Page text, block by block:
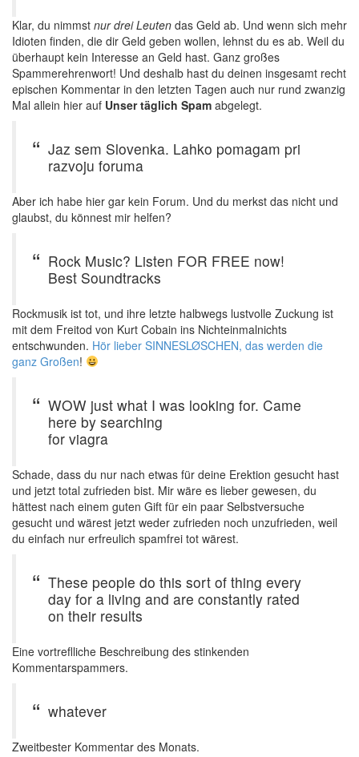
Klar, du nimmst nur drei Leuten das Geld ab. Und wenn sich mehr
Idioten finden, die dir Geld geben wollen, lehnst du es ab. Weil du
überhaupt kein Interesse an Geld hast. Ganz großes
Spammerehrenwort! Und deshalb hast du deinen insgesamt recht
epischen Kommentar in den letzten Tagen auch nur rund zwanzig
Mal allein hier auf Unser täglich Spam abgelegt.
Jaz sem Slovenka. Lahko pomagam pri
razvoju foruma
Aber ich habe hier gar kein Forum. Und du merkst das nicht und
glaubst, du könnest mir helfen?
Rock Music? Listen FOR FREE now!
Best Soundtracks
Rockmusik ist tot, und ihre letzte halbwegs lustvolle Zuckung ist
mit dem Freitod von Kurt Cobain ins Nichteinmalnichts
entschwunden. Hör lieber SINNESLØSCHEN, das werden die
ganz Großen!
WOW just what I was looking for. Came
here by searching
for viagra
Schade, dass du nur nach etwas für deine Erektion gesucht hast
und jetzt total zufrieden bist. Mir wäre es lieber gewesen, du
hättest nach einem guten Gift für ein paar Selbstversuche
gesucht und wärest jetzt weder zufrieden noch unzufrieden, weil
du einfach nur erfreulich spamfrei tot wärest.
These people do this sort of thing every
day for a living and are constantly rated
on their results
Eine vortreflliche Beschreibung des stinkenden
Kommentarspammers.
whatever
Zweitbester Kommentar des Monats.